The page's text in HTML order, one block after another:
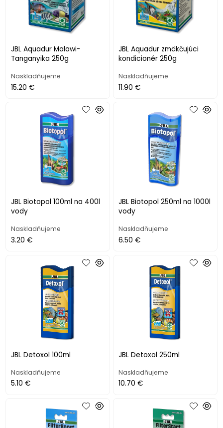
JBL Aquadur Malawi-
Tanganyika 250g
Naskladňujeme
15.20 €
JBL Aquadur zmäkčujúci
kondicionér 250g
Naskladňujeme
11.90 €
JBL Biotopol 100ml na 400l
vody
Naskladňujeme
3.20 €
JBL Biotopol 250ml na 1000l
vody
Naskladňujeme
6.50 €
JBL Detoxol 100ml
Naskladňujeme
5.10 €
JBL Detoxol 250ml
Naskladňujeme
10.70 €